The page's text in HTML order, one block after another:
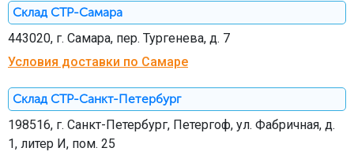
Склад СТР-Самара
443020, г. Самара, пер. Тургенева, д. 7
Условия доставки по Самаре
Склад СТР-Санкт-Петербург
198516, г. Санкт-Петербург, Петергоф, ул. Фабричная, д.
1, литер И, пом. 25